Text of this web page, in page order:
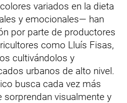
variados en la dieta
y emocionales— han
por parte de productores
como Lluís Fisas,
cultivándolos y
urbanos de alto nivel.
busca cada vez más
sorprendan visualmente y